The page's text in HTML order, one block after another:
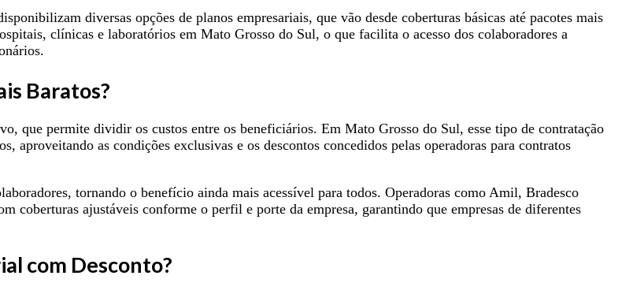
diversas opções de planos empresariais, que vão desde coberturas básicas até pacotes mais
clínicas e laboratórios em Mato Grosso do Sul, o que facilita o acesso dos colaboradores a
Baratos?
que permite dividir os custos entre os beneficiários. Em Mato Grosso do Sul, esse tipo de contratação
aproveitando as condições exclusivas e os descontos concedidos pelas operadoras para contratos
tornando o benefício ainda mais acessível para todos. Operadoras como Amil, Bradesco
coberturas ajustáveis conforme o perfil e porte da empresa, garantindo que empresas de diferentes
com Desconto?